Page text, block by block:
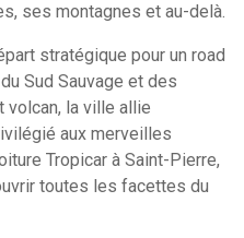
ses montagnes et au-delà.
stratégique pour un road
Sud Sauvage et des
volcan, la ville allie
aux merveilles
Tropicar à Saint-Pierre,
toutes les facettes du